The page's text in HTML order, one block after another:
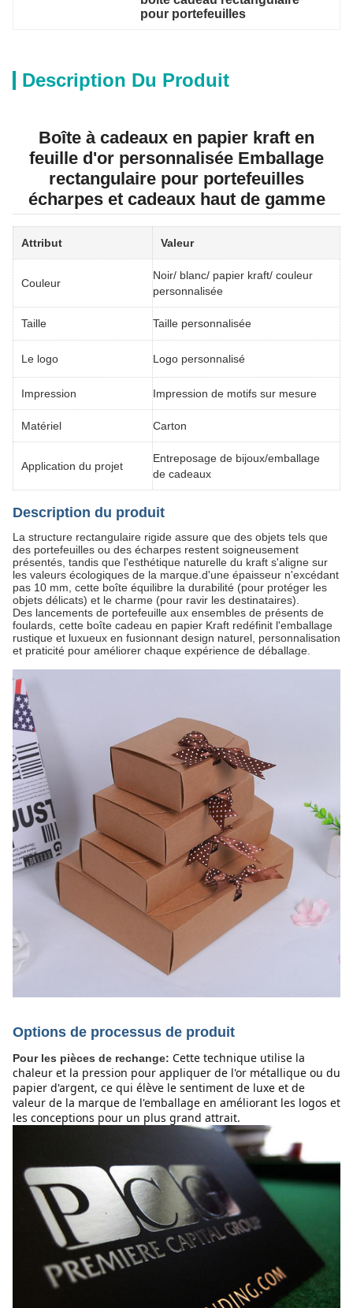
pour portefeuilles
Description Du Produit
Boîte à cadeaux en papier kraft en
feuille d'or personnalisée Emballage
rectangulaire pour portefeuilles
écharpes et cadeaux haut de gamme
Attribut Valeur
Couleur
Noir/ blanc/ papier kraft/ couleur
personnalisée
Taille Taille personnalisée
Le logo Logo personnalisé
Impression Impression de motifs sur mesure
Matériel Carton
Application du projet
Entreposage de bijoux/emballage
de cadeaux
Description du produit
La structure rectangulaire rigide assure que des objets tels que
des portefeuilles ou des écharpes restent soigneusement
présentés, tandis que l'esthétique naturelle du kraft s'aligne sur
les valeurs écologiques de la marque.d'une épaisseur n'excédant
pas 10 mm, cette boîte équilibre la durabilité (pour protéger les
objets délicats) et le charme (pour ravir les destinataires).
Des lancements de portefeuille aux ensembles de présents de
foulards, cette boîte cadeau en papier Kraft redéfinit l'emballage
rustique et luxueux en fusionnant design naturel, personnalisation
et praticité pour améliorer chaque expérience de déballage.
Options de processus de produit
Pour les pièces de rechange: Cette technique utilise la
chaleur et la pression pour appliquer de l'or métallique ou du
papier d'argent, ce qui élève le sentiment de luxe et de
valeur de la marque de l'emballage en améliorant les logos et
les conceptions pour un plus grand attrait.